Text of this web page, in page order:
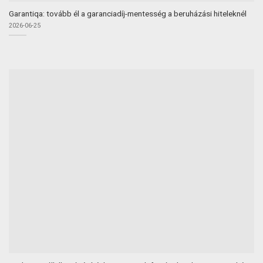
Garantiqa: tovább él a garanciadíj-mentesség a beruházási hiteleknél
2026-06-25